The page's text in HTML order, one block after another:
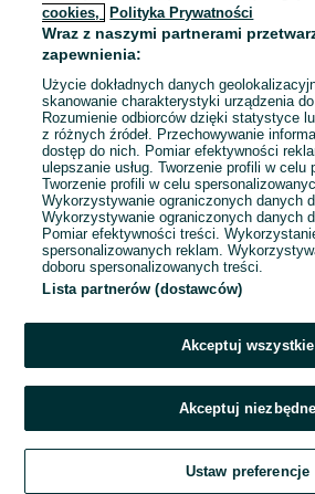
To ogłoszenie nie jest
Przejdź na stronę
cookies,
Polityka Prywatności
Wraz z naszymi partnerami
zapewnienia:
Użycie dokładnych danych
skanowanie charakterystyki urządzenia
Rozumienie odbiorców dzięki statystyce
z różnych źródeł. Przechowywanie
dostęp do nich. Pomiar efektywności
ulepszanie usług. Tworzenie profili w celu
Tworzenie profili w celu
Wykorzystywanie ograniczonych danych
Wykorzystywanie ograniczonych danych
Pomiar efektywności treści.
spersonalizowanych reklam.
doboru spersonalizowanych treści.
Lista partnerów (dostawców)
Akceptuj wszystkie
Akceptuj niezbędne
Ustaw preferencje